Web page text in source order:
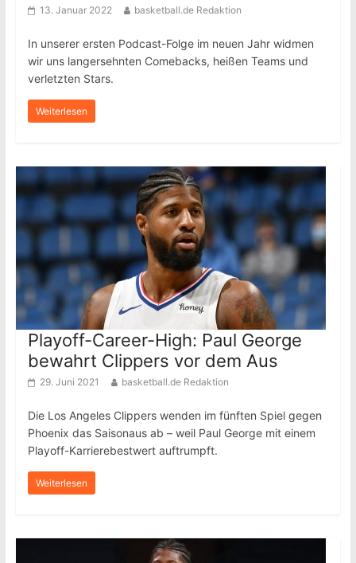
13. Januar 2022 basketball.de Redaktion
In unserer ersten Podcast-Folge im neuen Jahr widmen
wir uns langersehnten Comebacks, heißen Teams und
verletzten Stars.
Weiterlesen
Playoff-Career-High: Paul George
bewahrt Clippers vor dem Aus
29. Juni 2021 basketball.de Redaktion
Die Los Angeles Clippers wenden im fünften Spiel gegen
Phoenix das Saisonaus ab – weil Paul George mit einem
Playoff-Karrierebestwert auftrumpft.
Weiterlesen